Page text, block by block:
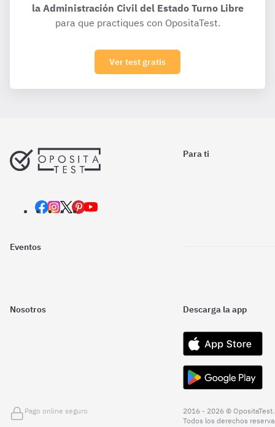
la Administración Civil del Estado Turno Libre
para que practiques con OpositaTest.
Ver test gratis
Para ti
Eventos
Nosotros Descarga la app
Pago online seguro
2016 - 2026 © OpositaTest.
Todos los derechos